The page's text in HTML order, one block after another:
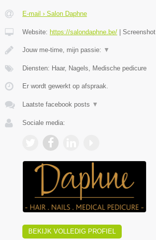
E-mail › Salon Daphne
Website: https://salondaphne.be/ Screenshot
Jouw me-time, mijn passie: ▼
Diensten: Haar, Nagels, Medische pedicure
Er wordt gewerkt op afspraak.
Laatste facebook posts ▼
Sociale media:
BEKIJK VOLLEDIG PROFIEL